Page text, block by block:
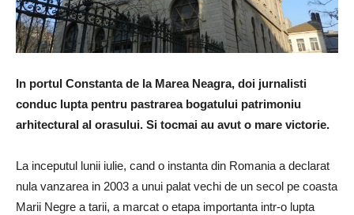
In portul Constanta de la Marea Neagra, doi jurnalisti
conduc lupta pentru pastrarea bogatului patrimoniu
arhitectural al orasului. Si tocmai au avut o mare victorie.
La inceputul lunii iulie, cand o instanta din Romania a declarat
nula vanzarea in 2003 a unui palat vechi de un secol pe coasta
Marii Negre a tarii, a marcat o etapa importanta intr-o lupta